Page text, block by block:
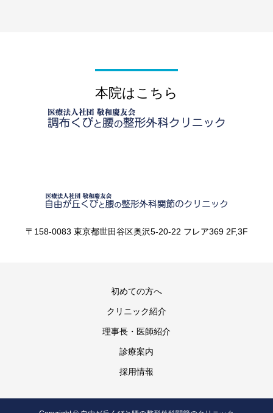
本院はこちら
〒158-0083 東京都世田谷区奥沢5-20-22 フレア369 2F,3F
初めての方へ
クリニック紹介
理事長・医師紹介
診療案内
採用情報